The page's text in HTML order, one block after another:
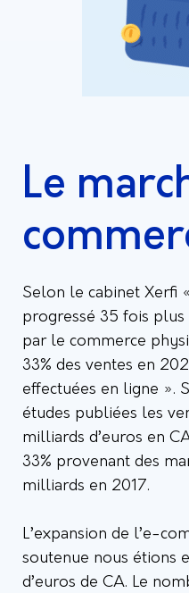
Le
Selon le cabinet Xerfi
progressé 35 fois
par le commerce
33% des ventes en
effectuées en ligne ».
études publiées les
milliards d’euros en
33% provenant des
milliards en 2017.
L’expansion de l’e-
soutenue nous étions
d’euros de CA. Le